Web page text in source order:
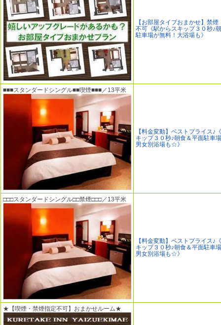
【お部屋タイプおまかせ】禁
不可《駅からスキップ３０秒♪
駐車場が無料！大浴場も》
■■■スタンダードシングル■■喫煙■■■／13平米
【料金変動】ベストプライス♪
キップ３０秒♪朝食＆平面駐車
男女別浴場も☆》
□□□スタンダードシングル□□禁煙□□□／13平米
【料金変動】ベストプライス♪
キップ３０秒♪朝食＆平面駐車
男女別浴場も☆》
★【喫煙・禁煙指定不可】おまかせルーム★